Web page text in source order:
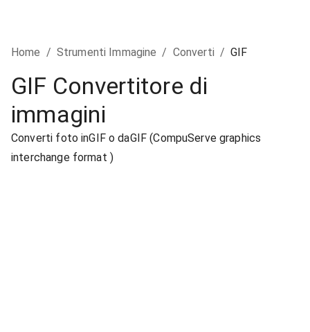
Home / Strumenti Immagine / Converti / GIF
GIF Convertitore di
immagini
Converti foto inGIF o daGIF (CompuServe graphics
interchange format )